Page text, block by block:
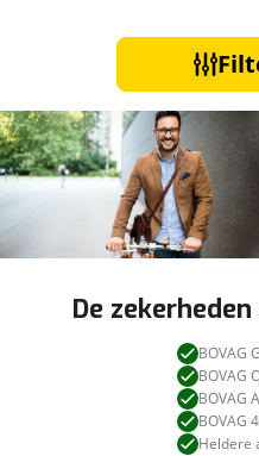
De
BOVAG
BOVAG
BOVAG
BOVAG
Heldere